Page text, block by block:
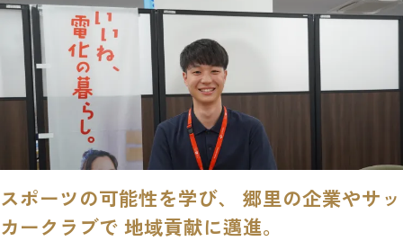
スポーツの可能性を学び、 郷里の企業やサッ
カークラブで 地域貢献に邁進。